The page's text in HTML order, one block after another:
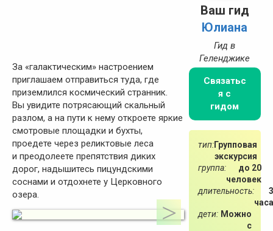
Ваш гид
Юлиана
Гид в
Геленджике
Связатьс
я с
гидом
тип:Групповая
экскурсия
группа:
до 20
человек
длительность:
3
часа
дети: Можно
с
За «галактическим» настроением
приглашаем отправиться туда, где
приземлился космический странник.
Вы увидите потрясающий скальный
разлом, а на пути к нему откроете яркие
смотровые площадки и бухты,
проедете через реликтовые леса
и преодолеете препятствия диких
дорог, надышитесь пицундскими
соснами и отдохнете у Церковного
озера.